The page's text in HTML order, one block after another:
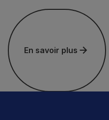
En savoir plus
En savoir plus